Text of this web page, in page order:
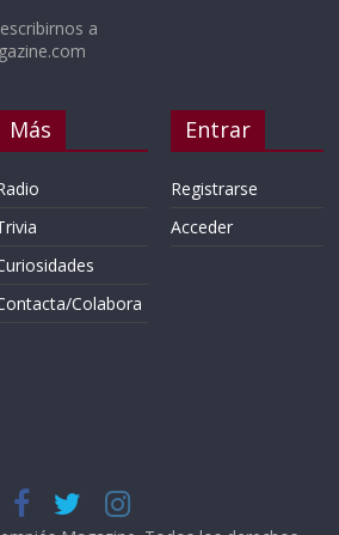
a
Más
Colabora
Entrar
Registrarse
Acceder